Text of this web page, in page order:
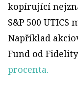
kopírující
S&P 500 UTICS
Například
Fund od
procenta.